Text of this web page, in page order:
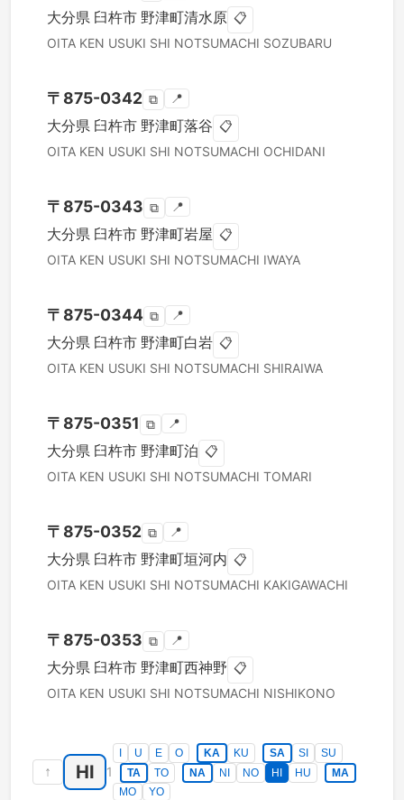
大分県 臼杵市 野津町清水原 📋
OITA KEN USUKI SHI NOTSUMACHI SOZUBARU
〒 875-0342 ⧉ 📍
大分県 臼杵市 野津町落谷 📋
OITA KEN USUKI SHI NOTSUMACHI OCHIDANI
〒 875-0343 ⧉ 📍
大分県 臼杵市 野津町岩屋 📋
OITA KEN USUKI SHI NOTSUMACHI IWAYA
〒 875-0344 ⧉ 📍
大分県 臼杵市 野津町白岩 📋
OITA KEN USUKI SHI NOTSUMACHI SHIRAIWA
〒 875-0351 ⧉ 📍
大分県 臼杵市 野津町泊 📋
OITA KEN USUKI SHI NOTSUMACHI TOMARI
〒 875-0352 ⧉ 📍
大分県 臼杵市 野津町垣河内 📋
OITA KEN USUKI SHI NOTSUMACHI KAKIGAWACHI
〒 875-0353 ⧉ 📍
大分県 臼杵市 野津町西神野 📋
OITA KEN USUKI SHI NOTSUMACHI NISHIKONO
↑ HI 1
U E O KA KU SA SI
SU
TA
TO NA NI NO HI HU
MA
MO
YO